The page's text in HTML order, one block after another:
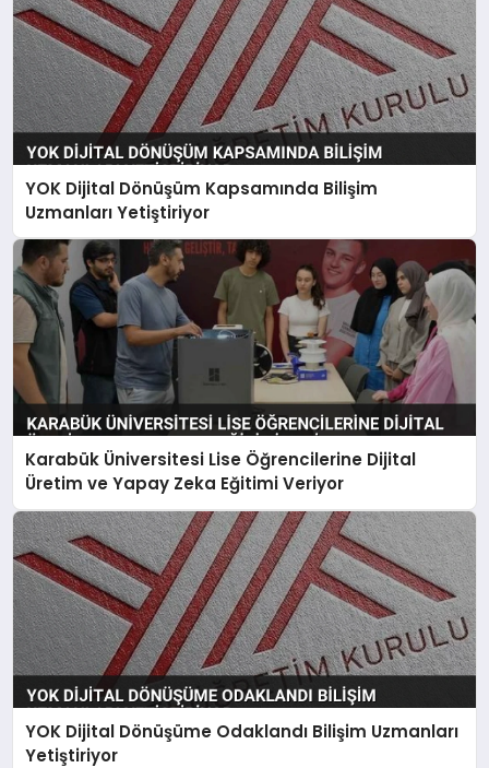
YOK Dijital Dönüşüm Kapsamında Bilişim
Uzmanları Yetiştiriyor
Karabük Üniversitesi Lise Öğrencilerine Dijital
Üretim ve Yapay Zeka Eğitimi Veriyor
YOK Dijital Dönüşüme Odaklandı Bilişim Uzmanları
Yetiştiriyor